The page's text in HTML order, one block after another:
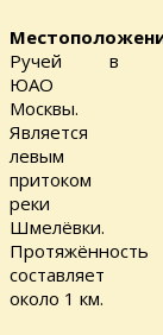
Ручей в
ЮАО
Москвы.
Является
левым
притоком
реки
Шмелёвки.
Протяжённость
составляет
около 1 км.